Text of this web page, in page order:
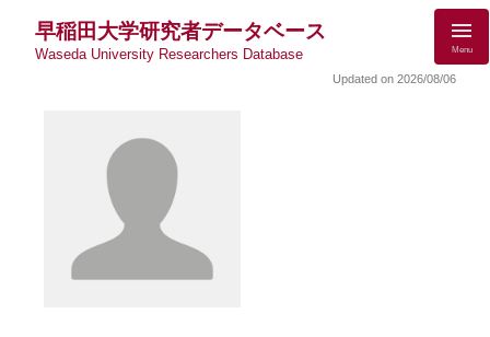
早稲田大学研究者データベース
Waseda University Researchers Database Menu
Updated on 2026/08/06